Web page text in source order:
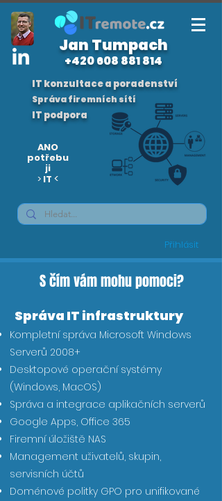
​Jan Tumpach
+420 608 881 814
IT konzultace a poradenství
Správa firemních sítí
IT podpora
ANO
potřebu
ji
> IT <
Přihlásit
S čím vám mohu pomoci?
S čím vám mohu pomoci?
Správa IT infrastruktury
Kompletní správa Microsoft Windows
Serverů 2008+
Desktopové operační systémy
(Windows, MacOS)
Správa a integrace aplikačních serverů
Google Apps, Office 365
Firemní úložiště NAS
Management uživatelů, skupin,
servisních účtů
Doménové politky GPO pro unifikované